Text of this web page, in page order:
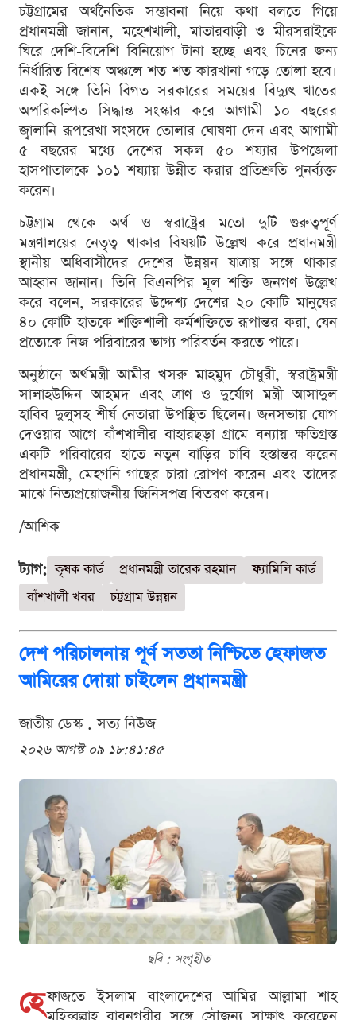
চট্টগ্রামের অর্থনৈতিক সম্ভাবনা নিয়ে কথা বলতে গিয়ে
প্রধানমন্ত্রী জানান, মহেশখালী, মাতারবাড়ী ও মীরসরাইকে
ঘিরে দেশি-বিদেশি বিনিয়োগ টানা হচ্ছে এবং চিনের জন্য
নির্ধারিত বিশেষ অঞ্চলে শত শত কারখানা গড়ে তোলা হবে।
একই সঙ্গে তিনি বিগত সরকারের সময়ের বিদ্যুৎ খাতের
অপরিকল্পিত সিদ্ধান্ত সংস্কার করে আগামী ১০ বছরের
জ্বালানি রূপরেখা সংসদে তোলার ঘোষণা দেন এবং আগামী
৫ বছরের মধ্যে দেশের সকল ৫০ শয্যার উপজেলা
হাসপাতালকে ১০১ শয্যায় উন্নীত করার প্রতিশ্রুতি পুনর্ব্যক্ত
করেন।
চট্টগ্রাম থেকে অর্থ ও স্বরাষ্ট্রের মতো দুটি গুরুত্বপূর্ণ
মন্ত্রণালয়ের নেতৃত্ব থাকার বিষয়টি উল্লেখ করে প্রধানমন্ত্রী
স্থানীয় অধিবাসীদের দেশের উন্নয়ন যাত্রায় সঙ্গে থাকার
আহ্বান জানান। তিনি বিএনপির মূল শক্তি জনগণ উল্লেখ
করে বলেন, সরকারের উদ্দেশ্য দেশের ২০ কোটি মানুষের
৪০ কোটি হাতকে শক্তিশালী কর্মশক্তিতে রূপান্তর করা, যেন
প্রত্যেকে নিজ পরিবারের ভাগ্য পরিবর্তন করতে পারে।
অনুষ্ঠানে অর্থমন্ত্রী আমীর খসরু মাহমুদ চৌধুরী, স্বরাষ্ট্রমন্ত্রী
সালাহউদ্দিন আহমদ এবং ত্রাণ ও দুর্যোগ মন্ত্রী আসাদুল
হাবিব দুলুসহ শীর্ষ নেতারা উপস্থিত ছিলেন। জনসভায় যোগ
দেওয়ার আগে বাঁশখালীর বাহারছড়া গ্রামে বন্যায় ক্ষতিগ্রস্ত
একটি পরিবারের হাতে নতুন বাড়ির চাবি হস্তান্তর করেন
প্রধানমন্ত্রী, মেহগনি গাছের চারা রোপণ করেন এবং তাদের
মাঝে নিত্যপ্রয়োজনীয় জিনিসপত্র বিতরণ করেন।
/আশিক
ট্যাগ: কৃষক কার্ড প্রধানমন্ত্রী তারেক রহমান
ফ্যামিলি কার্ড
বাঁশখালী খবর
চট্টগ্রাম উন্নয়ন
দেশ পরিচালনায় পূর্ণ সততা নিশ্চিতে হেফাজত
আমিরের দোয়া চাইলেন প্রধানমন্ত্রী
জাতীয় ডেস্ক . সত্য নিউজ
২০২৬ আগস্ট ০৯ ১৮:৪১:৪৫
ছবি : সংগৃহীত
হে ফাজতে ইসলাম বাংলাদেশের আমির আল্লামা শাহ